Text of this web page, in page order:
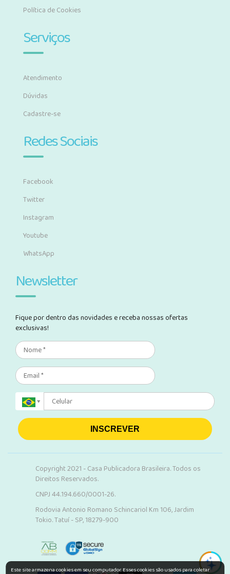
Política de Cookies
Serviços
Atendimento
Dúvidas
Cadastre-se
Redes Sociais
Facebook
Twitter
Instagram
Youtube
WhatsApp
Newsletter
Fique por dentro das novidades e receba nossas ofertas
exclusivas!
INSCREVER
Copyright 2021 - Casa Publicadora Brasileira. Todos os
Direitos Reservados.
CNPJ 44.194.660/0001-26.
Rodovia Antonio Romano Schincariol Km 106, Jardim
Tokio. Tatuí - SP, 18279-900
Este site armazena cookies em seu computador. Esses cookies são usados para coletar